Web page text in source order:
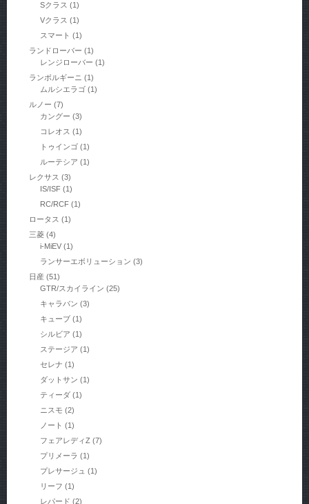
Sクラス (1)
Vクラス (1)
スマート (1)
ランドローバー (1)
レンジローバー (1)
ランボルギーニ (1)
ムルシエラゴ (1)
ルノー (7)
カングー (3)
コレオス (1)
トゥインゴ (1)
ルーテシア (1)
レクサス (3)
IS/ISF (1)
RC/RCF (1)
ロータス (1)
三菱(4)
i-MiEV (1)
ランサーエボリューション (3)
日産 (51)
GTR/スカイライン (25)
キャラバン (3)
キューブ (1)
シルビア (1)
ステージア (1)
セレナ (1)
ダットサン (1)
ティーダ (1)
ニスモ (2)
ノート (1)
フェアレディZ (7)
プリメーラ (1)
プレサージュ (1)
リーフ (1)
レパード (2)